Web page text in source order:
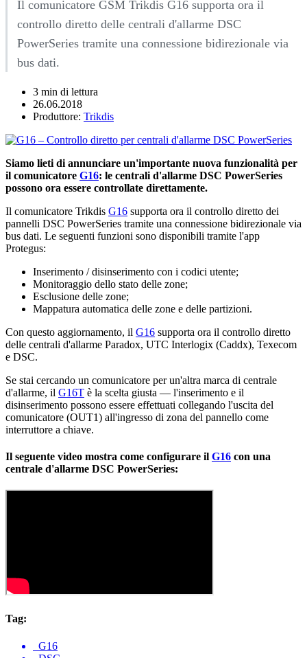
Il comunicatore GSM Trikdis G16 supporta ora il
controllo diretto delle centrali d'allarme DSC
PowerSeries tramite una connessione bidirezionale via
bus dati.
3 min di lettura
26.06.2018
Produttore: Trikdis
Siamo lieti di annunciare un'importante nuova funzionalità per
il comunicatore G16: le centrali d'allarme DSC PowerSeries
possono ora essere controllate direttamente.
Il comunicatore Trikdis G16 supporta ora il controllo diretto dei
pannelli DSC PowerSeries tramite una connessione bidirezionale via
bus dati. Le seguenti funzioni sono disponibili tramite l'app
Protegus:
Inserimento / disinserimento con i codici utente;
Monitoraggio dello stato delle zone;
Esclusione delle zone;
Mappatura automatica delle zone e delle partizioni.
Con questo aggiornamento, il G16 supporta ora il controllo diretto
delle centrali d'allarme Paradox, UTC Interlogix (Caddx), Texecom
e DSC.
Se stai cercando un comunicatore per un'altra marca di centrale
d'allarme, il G16T è la scelta giusta — l'inserimento e il
disinserimento possono essere effettuati collegando l'uscita del
comunicatore (OUT1) all'ingresso di zona del pannello come
interruttore a chiave.
Il seguente video mostra come configurare il G16 con una
centrale d'allarme DSC PowerSeries:
Tag:
G16